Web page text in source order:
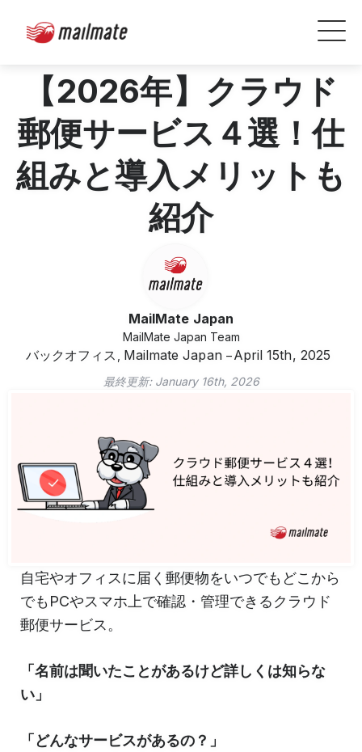
【2026年】クラウド
郵便サービス４選！仕
組みと導入メリットも
紹介
MailMate Japan
MailMate Japan Team
バックオフィス Mailmate Japan April 15th, 2025
最終更新: January 16th, 2026
自宅やオフィスに届く郵便物をいつでもどこから
でもPCやスマホ上で確認・管理できるクラウド
郵便サービス。
「名前は聞いたことがあるけど詳しくは知らな
い」
「どんなサービスがあるの？」